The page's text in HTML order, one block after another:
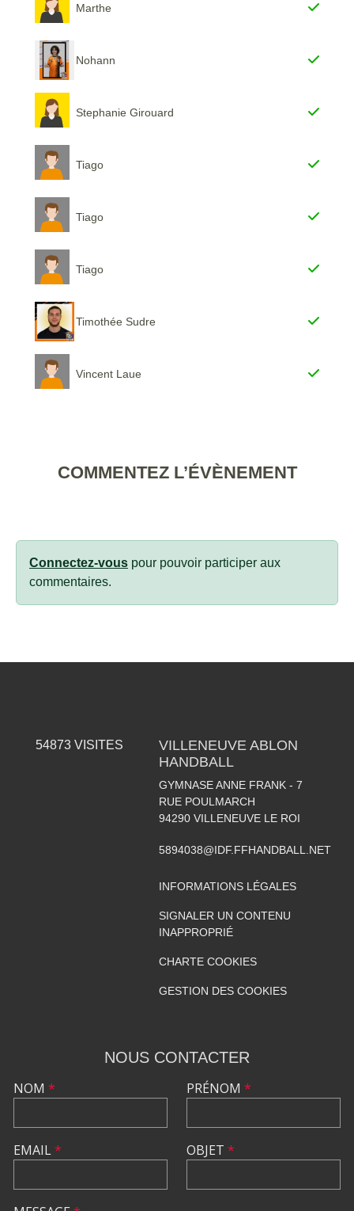
Marthe
Nohann
Stephanie Girouard
Tiago
Tiago
Tiago
Timothée Sudre
Vincent Laue
COMMENTEZ L’ÉVÈNEMENT
Connectez-vous pour pouvoir participer aux
commentaires.
54873VISITES
VILLENEUVE ABLON
HANDBALL
GYMNASE ANNE FRANK - 7
RUE POULMARCH
94290 VILLENEUVE LE ROI
5894038@IDF.FFHANDBALL.NET
INFORMATIONS LÉGALES
SIGNALER UN CONTENU
INAPPROPRIÉ
CHARTE COOKIES
GESTION DES COOKIES
NOUS CONTACTER
NOM *
EMAIL*
PRÉNOM *
OBJET *